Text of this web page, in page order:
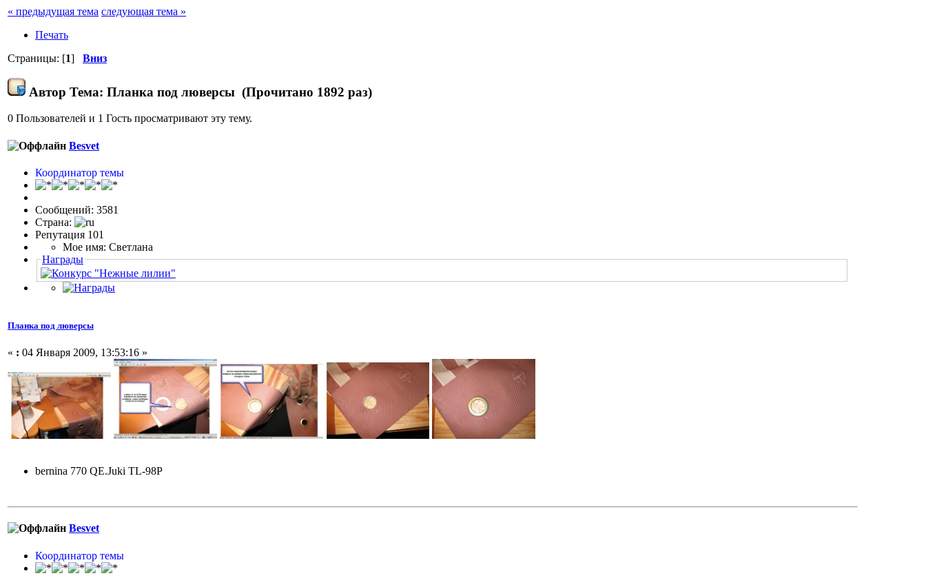
« предыдущая тема следующая тема »
Печать
Страницы: [1] Вниз
Автор Тема: Планка под люверсы (Прочитано 1892 раз)
0 Пользователей и 1 Гость просматривают эту тему.
Besvet
Координатор темы
Сообщений: 3581
Страна:
Репутация 101
Мое имя: Светлана
Награды
Планка под люверсы
« : 04 Января 2009, 13:53:16 »
bernina 770 QE.Juki TL-98P
Besvet
Координатор темы